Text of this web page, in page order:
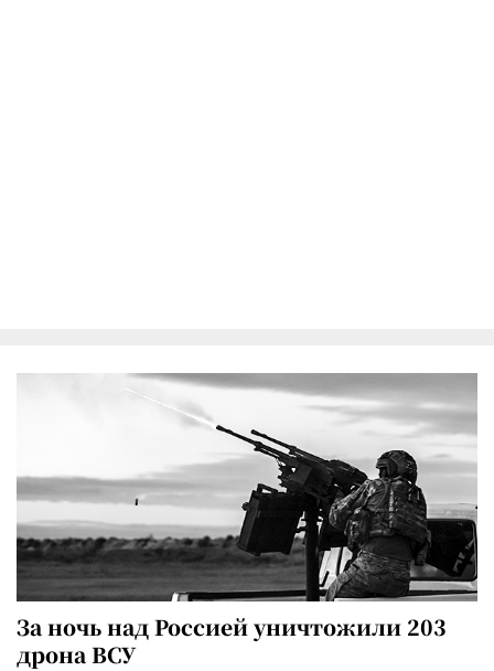
За ночь над Россией уничтожили 203
дрона ВСУ